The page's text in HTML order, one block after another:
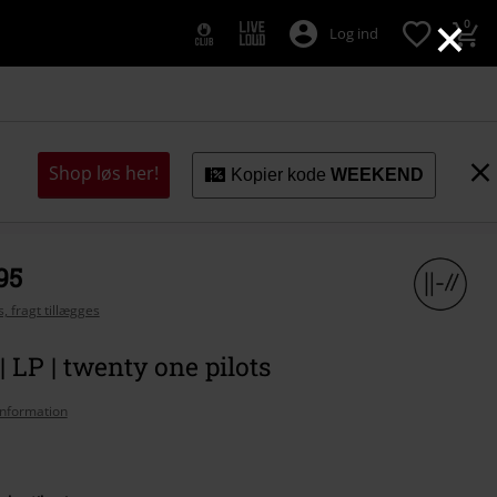
×
Log ind 0
Shop løs her! Kopier kode WEEKEND
fragt tillægges
LP | twenty one pilots